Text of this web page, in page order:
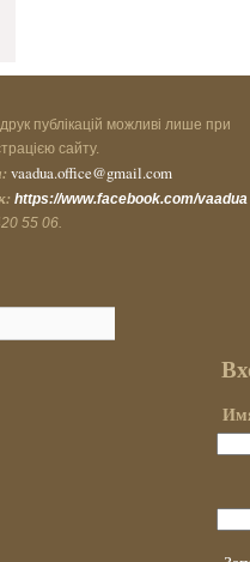
публікацій можливі лише при
сайту.
vaadua.office@gmail.com
https://www.facebook.com/vaadua
55 06.